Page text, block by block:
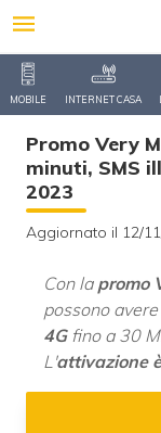
MOBILE INTERNET CASA
Promo Very
minuti, SMS
2023
Aggiornato il 12/
Con la promo
possono avere
4Gfino a 30
L'attivazione